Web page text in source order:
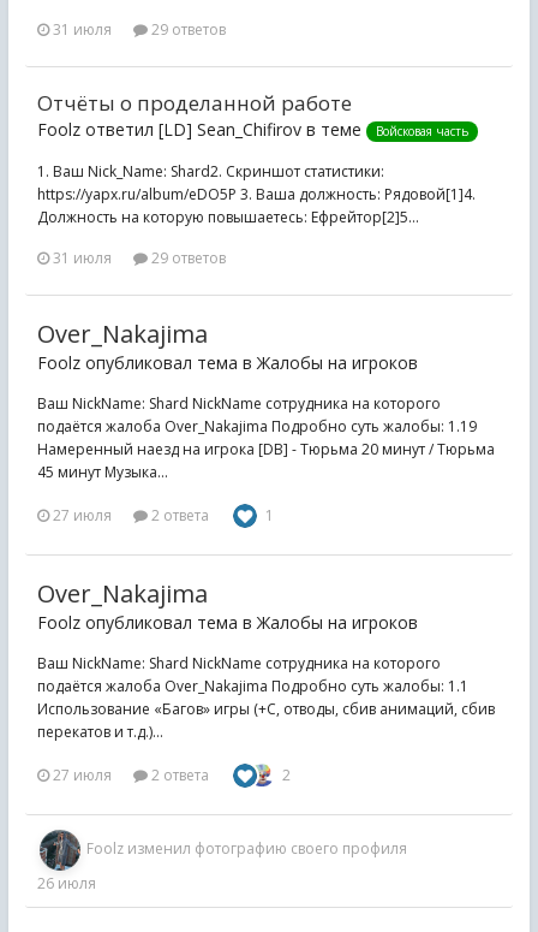
31 июля
29 ответов
Отчёты о проделанной работе
Foolz ответил [LD] Sean_Chifirov в теме Войсковая часть
1. Ваш Nick_Name: Shard2. Скриншот статистики:
https://yapx.ru/album/eDO5P 3. Ваша должность: Рядовой[1]4.
Должность на которую повышаетесь: Ефрейтор[2]5...
31 июля
29 ответов
Over_Nakajima
Foolz опубликовал тема в Жалобы на игроков
Ваш NickName: Shard NickName сотрудника на которого
подаётся жалоба Over_Nakajima Подробно суть жалобы: 1.19
Намеренный наезд на игрока [DB] - Тюрьма 20 минут / Тюрьма
45 минут Музыка...
27 июля 2 ответа 1
Over_Nakajima
Foolz опубликовал тема в Жалобы на игроков
Ваш NickName: Shard NickName сотрудника на которого
подаётся жалоба Over_Nakajima Подробно суть жалобы: 1.1
Использование «Багов» игры (+С, отводы, сбив анимаций, сбив
перекатов и т.д.)...
27 июля 2 ответа 2
Foolz изменил фотографию своего профиля
26 июля